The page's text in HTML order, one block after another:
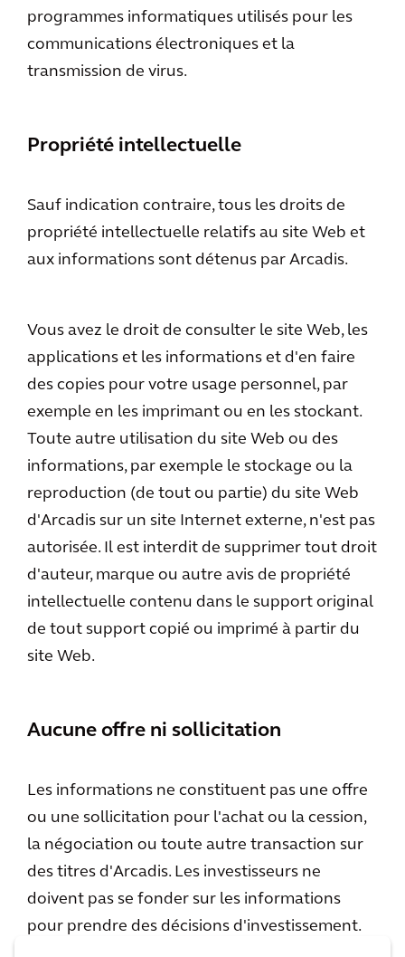
programmes informatiques utilisés pour les
communications électroniques et la
transmission de virus.
Propriété intellectuelle
Sauf indication contraire, tous les droits de
propriété intellectuelle relatifs au site Web et
aux informations sont détenus par Arcadis.
Vous avez le droit de consulter le site Web, les
applications et les informations et d'en faire
des copies pour votre usage personnel, par
exemple en les imprimant ou en les stockant.
Toute autre utilisation du site Web ou des
informations, par exemple le stockage ou la
reproduction (de tout ou partie) du site Web
d'Arcadis sur un site Internet externe, n'est pas
autorisée. Il est interdit de supprimer tout droit
d'auteur, marque ou autre avis de propriété
intellectuelle contenu dans le support original
de tout support copié ou imprimé à partir du
site Web.
Aucune offre ni sollicitation
Les informations ne constituent pas une offre
ou une sollicitation pour l'achat ou la cession,
la négociation ou toute autre transaction sur
des titres d'Arcadis. Les investisseurs ne
doivent pas se fonder sur les informations
pour prendre des décisions d'investissement.